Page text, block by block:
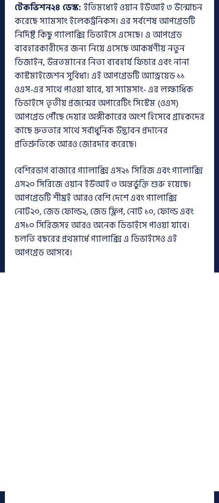
টেকভিশন২৪ ডেস্ক: ইতিমধ্যেই ওয়ান ইউআই ৩ উন্মোচন
করেছে স্যামসাং ইলেকট্রনিকস। এর সর্বশেষ আপগ্রেডটি
নির্দিষ্ট কিছু গ্যালাক্সি ডিভাইসে এসেছে। এ আপগ্রেড
ব্যবহারকারীদের জন্য নিয়ে এসেছে আকর্ষণীয় নতুন
ডিজাইন, উন্নতমানের নিত্য ব্যবহার্য ফিচার এবং নানা
কাস্টমাইজেশন সুবিধা। এই আপগ্রেডটি অ্যান্ড্রয়েড ১১
ওএস-এর সাথে পাওয়া যাবে, যা স্যামসাং- এর লক্ষাধিক
ডিভাইসে তৃতীয় প্রজন্মের অপারেটিং সিস্টেম (ওএস)
আপগ্রেড পৌঁছে দেয়ার অঙ্গীকারের অংশ হিসেবে গ্রাহকদের
কাছে দ্রুততার সাথে সর্বাধুনিক উদ্ভাবন প্রদানের
প্রতিশ্রুতিকে আরও জোরদার করেছে।
বেশিরভাগ বাজারে গ্যালাক্সি এস২১ সিরিজ এবং গ্যালাক্সি
এস২০ সিরিজে ওয়ান ইউআই ৩ অন্তর্ভুক্তি শুরু হয়েছে।
আপগ্রেডটি শীঘ্রই আরও বেশি দেশে এবং গ্যালাক্সি
নোট২০, জেড ফোল্ড২, জেড ফ্লিপ, নোট ১০, ফোল্ড এবং
এস১০ সিরিজসহ আরও অনেক ডিভাইসে পাওয়া যাবে।
চলতি বছরের প্রথমার্ধে গ্যালাক্সি এ ডিভাইসেও এই
আপগ্রেড আসবে।